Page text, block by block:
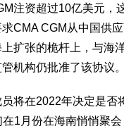
注资超过10亿美元，
CMA CGM从中国供
扩张的桅杆上，与海
机构仍批准了该协议。
在2022年决定是否
1月份在海南悄悄聚